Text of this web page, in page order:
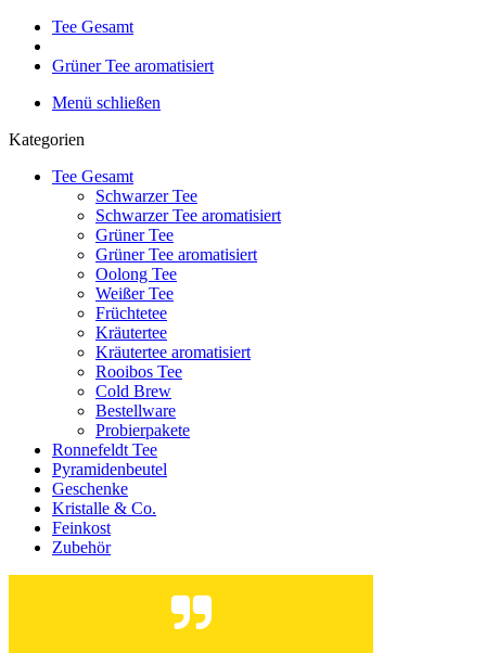
Tee Gesamt
Grüner Tee aromatisiert
Menü schließen
Kategorien
Tee Gesamt
Schwarzer Tee
Schwarzer Tee aromatisiert
Grüner Tee
Grüner Tee aromatisiert
Oolong Tee
Weißer Tee
Früchtetee
Kräutertee
Kräutertee aromatisiert
Rooibos Tee
Cold Brew
Bestellware
Probierpakete
Ronnefeldt Tee
Pyramidenbeutel
Geschenke
Kristalle & Co.
Feinkost
Zubehör